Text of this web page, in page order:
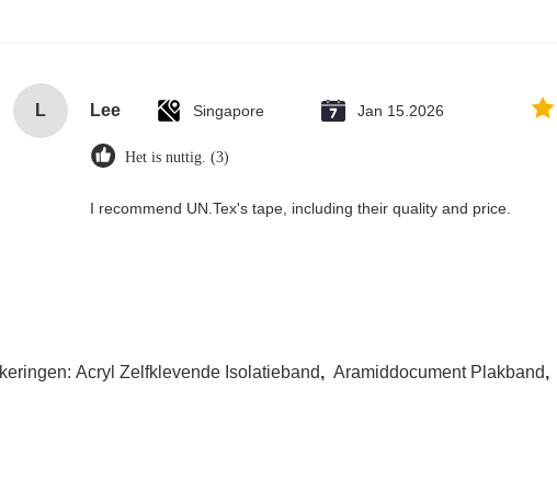
L Lee Singapore Jan 15.2026
Het is nuttig. (3)
I recommend UN.Tex's tape, including their quality and price.
Acryl Zelfklevende Isolatieband, Aramiddocument Plakband,